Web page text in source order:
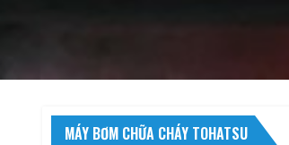
MÁY BƠM CHỮA CHÁY TOHATSU